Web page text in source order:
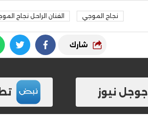
نجاح الموجي الفنان الراحل نجاح
شارك
جوجل نيوز